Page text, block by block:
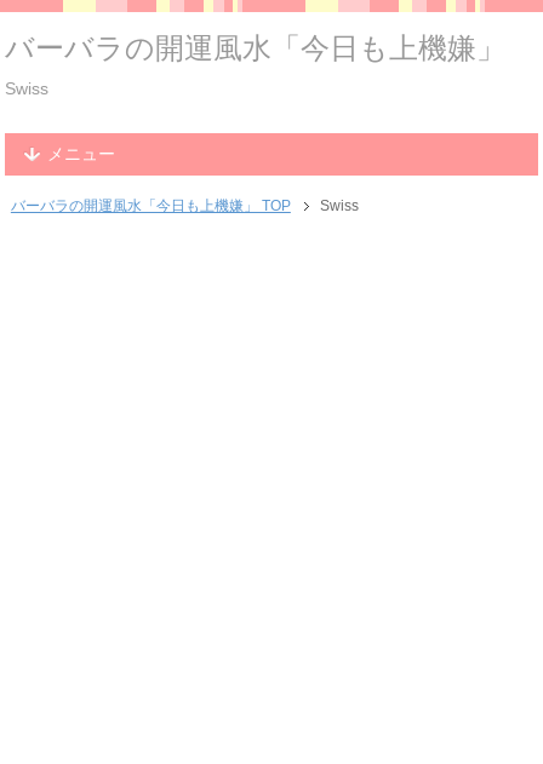
バーバラの開運風水「今日も上機嫌」
Swiss
メニュー
バーバラの開運風水「今日も上機嫌」 TOP Swiss